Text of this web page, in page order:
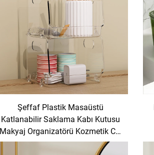
Şeffaf Plastik Masaüstü
Katlanabilir Saklama Kabı Kutusu
Makyaj Organizatörü Kozmetik Cilt
Bakımı Ürünleri Organizatörü